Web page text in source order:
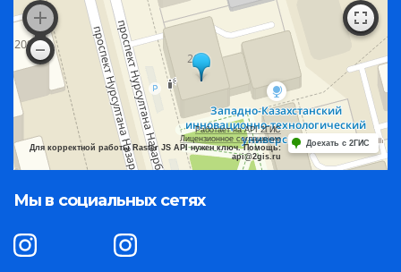
Работает на API 2ГИС
Лицензионное соглашение
Для корректной работы Raster JS API нужен ключ. Помощь:
api@2gis.ru
Доехать с 2ГИС
Мы в социальных сетях